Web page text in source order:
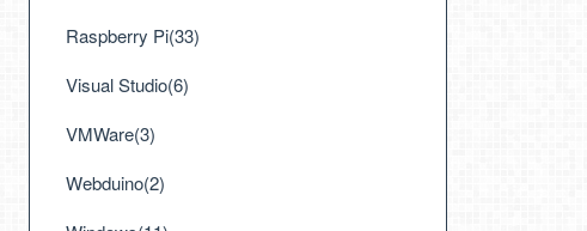
Raspberry Pi(33)
Visual Studio(6)
VMWare(3)
Webduino(2)